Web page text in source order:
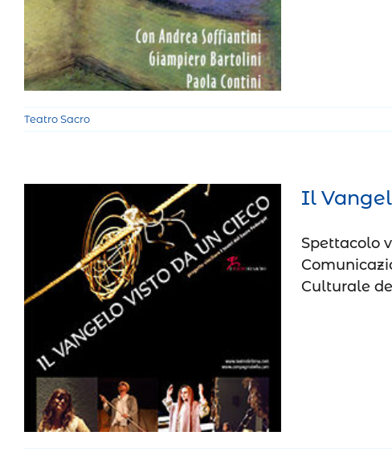
Teatro Sacro
Teatro Sacro
Il Vangelo visto da un cieco
Il
Spettacolo
Culturale